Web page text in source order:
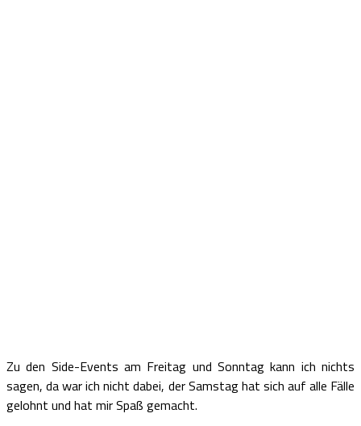
Zu den Side-Events am Freitag und Sonntag kann ich nichts
sagen, da war ich nicht dabei, der Samstag hat sich auf alle Fälle
gelohnt und hat mir Spaß gemacht.